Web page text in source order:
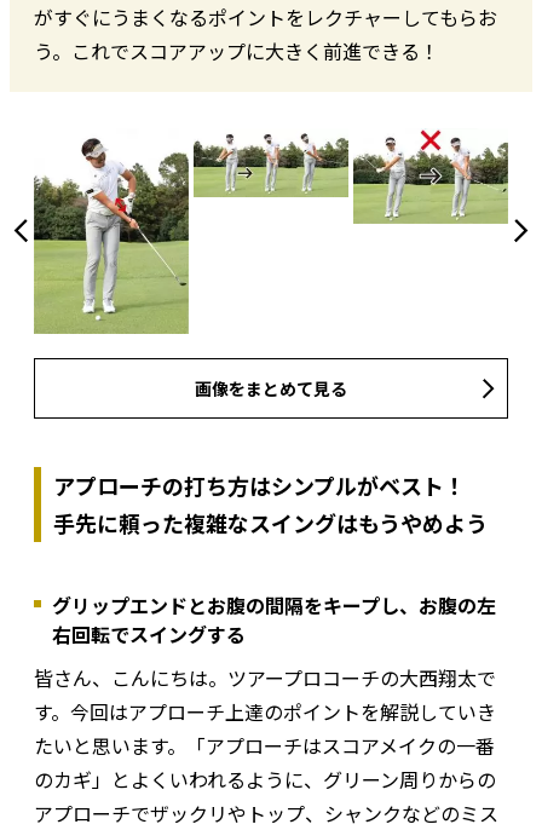
がすぐにうまくなるポイントをレクチャーしてもらお
う。これでスコアアップに大きく前進できる！
画像をまとめて見る
アプローチの打ち方はシンプルがベスト！
手先に頼った複雑なスイングはもうやめよう
グリップエンドとお腹の間隔をキープし、お腹の左
右回転でスイングする
皆さん、こんにちは。ツアープロコーチの大西翔太で
す。今回はアプローチ上達のポイントを解説していき
たいと思います。「アプローチはスコアメイクの一番
のカギ」とよくいわれるように、グリーン周りからの
アプローチでザックリやトップ、シャンクなどのミス